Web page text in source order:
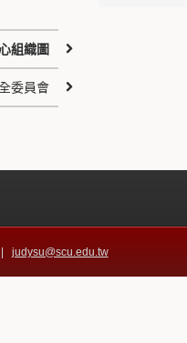
組織圖
委員會
| judysu@scu.edu.tw